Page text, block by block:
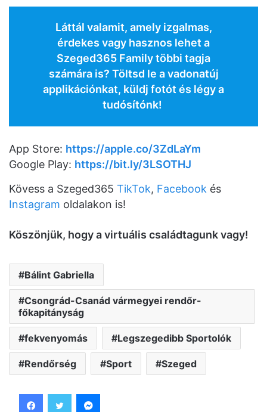
Láttál valamit, amely izgalmas,
érdekes vagy hasznos lehet a
Szeged365 Family többi tagja
számára is? Töltsd le a vadonatúj
applikációnkat, küldj fotót és légy a
tudósítónk!
App Store: https://apple.co/3ZdLaYm
Google Play: https://bit.ly/3LSOTHJ
Kövess a Szeged365 TikTok, Facebook és
Instagram oldalakon is!
Köszönjük, hogy a virtuális családtagunk vagy!
Bálint Gabriella
Csongrád-Csanád vármegyei rendőr-
főkapitányság
fekvenyomás Legszegedibb Sportolók
Rendőrség Sport Szeged